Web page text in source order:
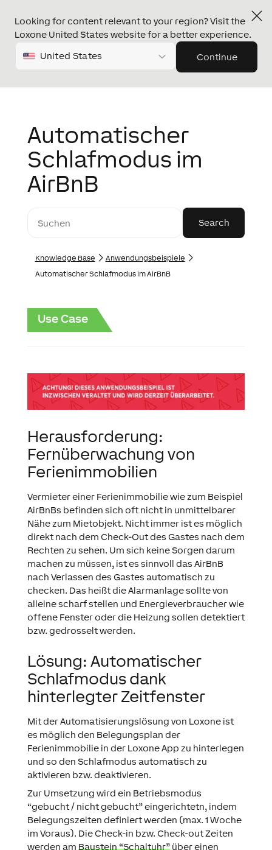
Looking for content relevant to your region? Visit the
Loxone United States website for a better experience.
United States Continue
Automatischer
Schlafmodus im
AirBnB
Knowledge Base
Anwendungs­­­beispiele
Automatischer Schlafmodus im AirBnB
Use Case
Herausforderung:
Fernüberwachung von
Ferienimmobilien
Vermieter einer Ferienimmobilie wie zum Beispiel
AirBnBs befinden sich oft nicht in unmittelbarer
Nähe zum Mietobjekt. Nicht immer ist es möglich
direkt nach dem Check-Out des Gastes nach dem
Rechten zu sehen. Um sich keine Sorgen darum
machen zu müssen, ist es sinnvoll das AirBnB
nach Verlassen des Gastes automatisch zu
checken. Das heißt die Alarmanlage sollte von
alleine scharf stellen und Energieverbraucher wie
offene Fenster oder die Heizung sollen detektiert
bzw. gedrosselt werden.
Lösung: Automatischer
Schlafmodus dank
hinterlegter Zeitfenster
Mit der Automatisierungslösung von Loxone ist
es möglich den Belegungsplan der
Ferienimmobilie in der Loxone App zu hinterlegen
und so den Schlafmodus automatisch zu
aktivieren bzw. deaktivieren.
Zur Umsetzung wird ein Betriebsmodus
“gebucht / nicht gebucht” eingerichtetn, indem
Belegungszeiten definiert werden (max. 1 Woche
im Voraus). Die Check-in bzw. Check-out Zeiten
werden am Baustein “Schaltuhr”über einen